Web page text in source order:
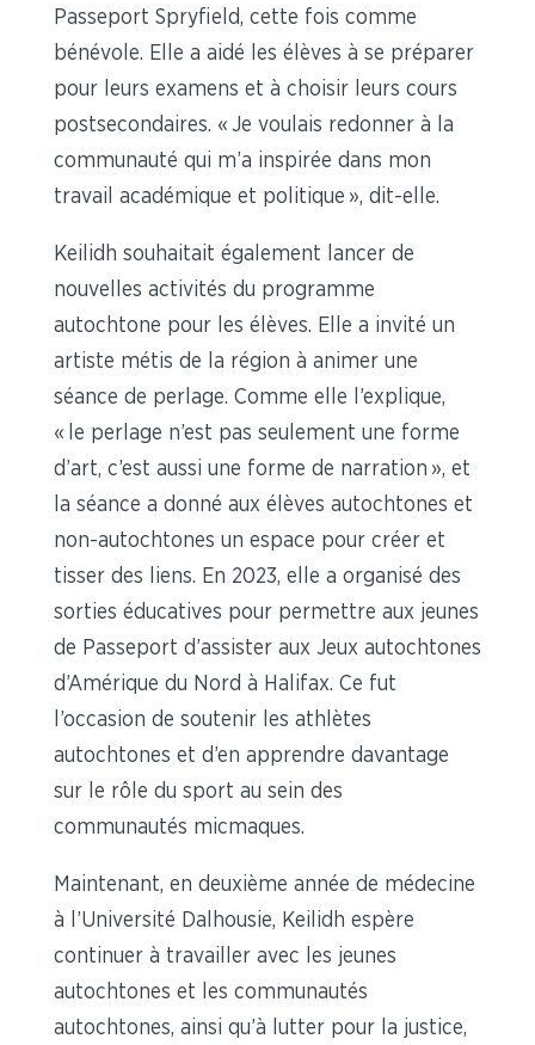
Passeport Spryfield, cette fois comme
bénévole. Elle a aidé les élèves à se préparer
pour leurs examens et à choisir leurs cours
postsecondaires. « Je voulais redonner à la
communauté qui m’a inspirée dans mon
travail académique et politique », dit-elle.
Keilidh souhaitait également lancer de
nouvelles activités du programme
autochtone pour les élèves. Elle a invité un
artiste métis de la région à animer une
séance de perlage. Comme elle l’explique,
« le perlage n’est pas seulement une forme
d’art, c’est aussi une forme de narration », et
la séance a donné aux élèves autochtones et
non-autochtones un espace pour créer et
tisser des liens. En 2023, elle a organisé des
sorties éducatives pour permettre aux jeunes
de Passeport d’assister aux Jeux autochtones
d’Amérique du Nord à Halifax. Ce fut
l’occasion de soutenir les athlètes
autochtones et d’en apprendre davantage
sur le rôle du sport au sein des
communautés micmaques.
Maintenant, en deuxième année de médecine
à l’Université Dalhousie, Keilidh espère
continuer à travailler avec les jeunes
autochtones et les communautés
autochtones, ainsi qu’à lutter pour la justice,